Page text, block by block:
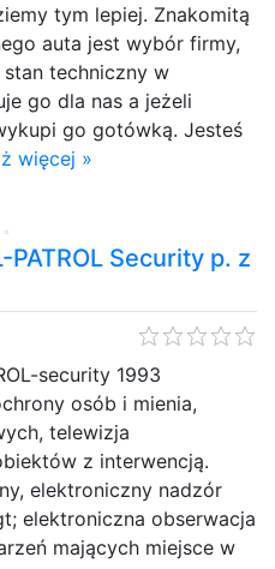
tym lepiej. Znakomitą
auta jest wybór firmy,
techniczny w
go dla nas a jeżeli
go gotówką. Jesteś
więcej »
Security p. z
security 1993
osób i mienia,
telewizja
z interwencją.
elektroniczny nadzór
elektroniczna obserwacja
mających miejsce w